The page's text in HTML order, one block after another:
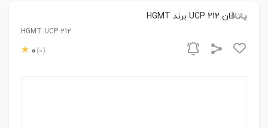
یاتاقان UCP 212 برند HGMT
HGMT UCP 212
0 (0)